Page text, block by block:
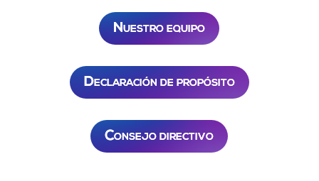
Nuestro equipo
Declaración de propósito
Consejo directivo